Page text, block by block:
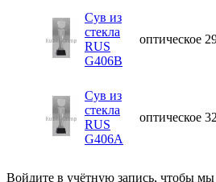
Сув из
стекла
RUS
G406B
оптическое
Сув из
стекла
RUS
G406A
оптическое 32
Войдите в учётную запись, чтобы